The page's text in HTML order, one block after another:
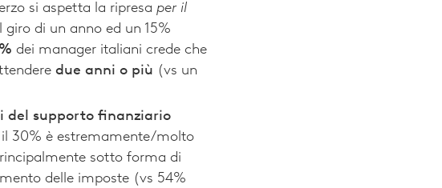
si aspetta la ripresa per il
di un anno ed un 15%
dei manager italiani crede che
due anni o più (vs un
del supporto finanziario
30% è estremamente/molto
sotto forma di
delle imposte (vs 54%